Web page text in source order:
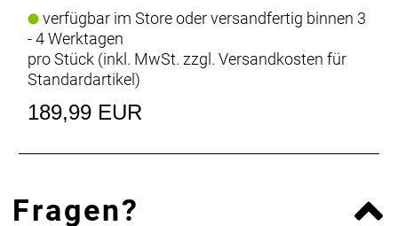
verfügbar im Store oder versandfertig binnen 3
- 4 Werktagen
pro Stück (inkl. MwSt. zzgl. Versandkosten für
Standardartikel)
189,99 EUR
Fragen?